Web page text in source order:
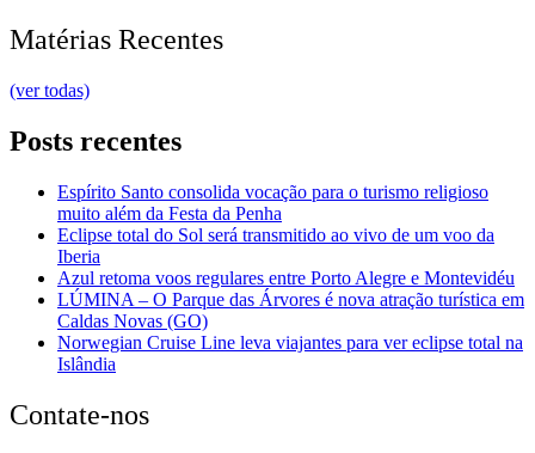
Matérias Recentes
(ver todas)
Posts recentes
Espírito Santo consolida vocação para o turismo religioso
muito além da Festa da Penha
Eclipse total do Sol será transmitido ao vivo de um voo da
Iberia
Azul retoma voos regulares entre Porto Alegre e Montevidéu
LÚMINA – O Parque das Árvores é nova atração turística em
Caldas Novas (GO)
Norwegian Cruise Line leva viajantes para ver eclipse total na
Islândia
Contate-nos